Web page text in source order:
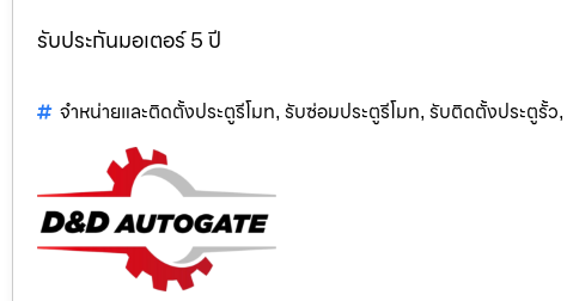
รับประกันมอเตอร์ 5 ปี
จำหน่ายและติดตั้งประตูรีโมท, รับซ่อมประตูรีโมท, รับติดตั้งประตูรั้ว,